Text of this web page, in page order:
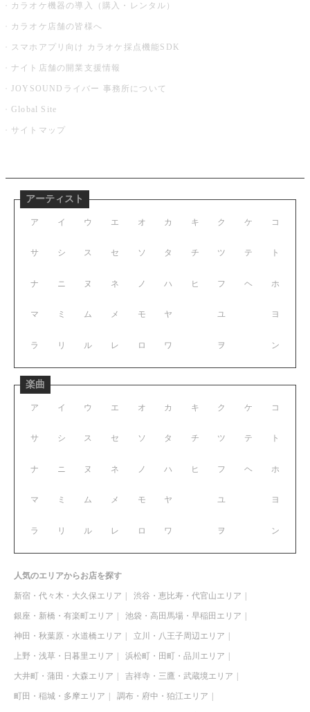
カラオケ機器の導入（購入・レンタル）
カラオケ店舗の皆様へ
スマホアプリ向け カラオケ採点機能SDK
ナイト店舗の開業支援情報
JOYSOUNDライバー 事務所について
Global Site
サイトマップ
アーティスト
ア イ ウ エ オ
サ シ ス セ ソ
ナ ニ ヌ ネ ノ
マ ミ ム メ モ
ラ リ ル レ ロ
カ キ ク ケ コ
タ チ ツ テ ト
ハ ヒ フ ヘ ホ
ヤ ユ ヨ
ワ ヲ ン
楽曲
ア イ ウ エ オ
サ シ ス セ ソ
ナ ニ ヌ ネ ノ
マ ミ ム メ モ
ラ リ ル レ ロ
カ キ ク ケ コ
タ チ ツ テ ト
ハ ヒ フ ヘ ホ
ヤ ユ ヨ
ワ ヲ ン
人気のエリアからお店を探す
新宿・代々木・大久保エリア 渋谷・恵比寿・代官山エリア
銀座・新橋・有楽町エリア 池袋・高田馬場・早稲田エリア
神田・秋葉原・水道橋エリア 立川・八王子周辺エリア
上野・浅草・日暮里エリア 浜松町・田町・品川エリア
大井町・蒲田・大森エリア 吉祥寺・三鷹・武蔵境エリア
町田・稲城・多摩エリア 調布・府中・狛江エリア